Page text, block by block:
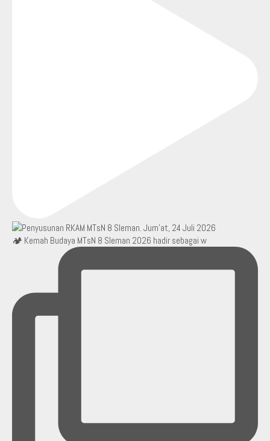
🏕️ Kemah Budaya MTsN 8 Sleman 2026 hadir sebagai w